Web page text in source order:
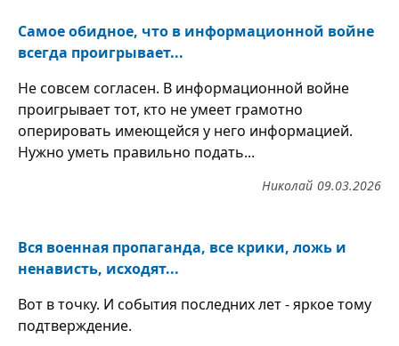
Самое обидное, что в информационной войне
всегда проигрывает...
Не совсем согласен. В информационной войне
проигрывает тот, кто не умеет грамотно
оперировать имеющейся у него информацией.
Нужно уметь правильно подать...
09.03.2026
Николай
Вся военная пропаганда, все крики, ложь и
ненависть, исходят...
Вот в точку. И события последних лет - яркое тому
подтверждение.